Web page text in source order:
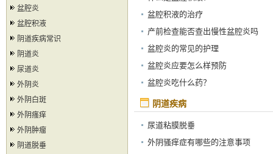
盆腔炎
盆腔积液
阴道疾病常识
阴道炎
尿道炎
外阴炎
外阴白斑
外阴瘙痒
外阴肿瘤
阴道脱垂
盆腔积液的治疗
产前检查能否查出慢性盆腔炎吗
盆腔炎的常见的护理
盆腔炎应要怎么样预防
盆腔炎吃什么药？
阴道疾病
尿道粘膜脱垂
外阴骚痒症有哪些的注意事项